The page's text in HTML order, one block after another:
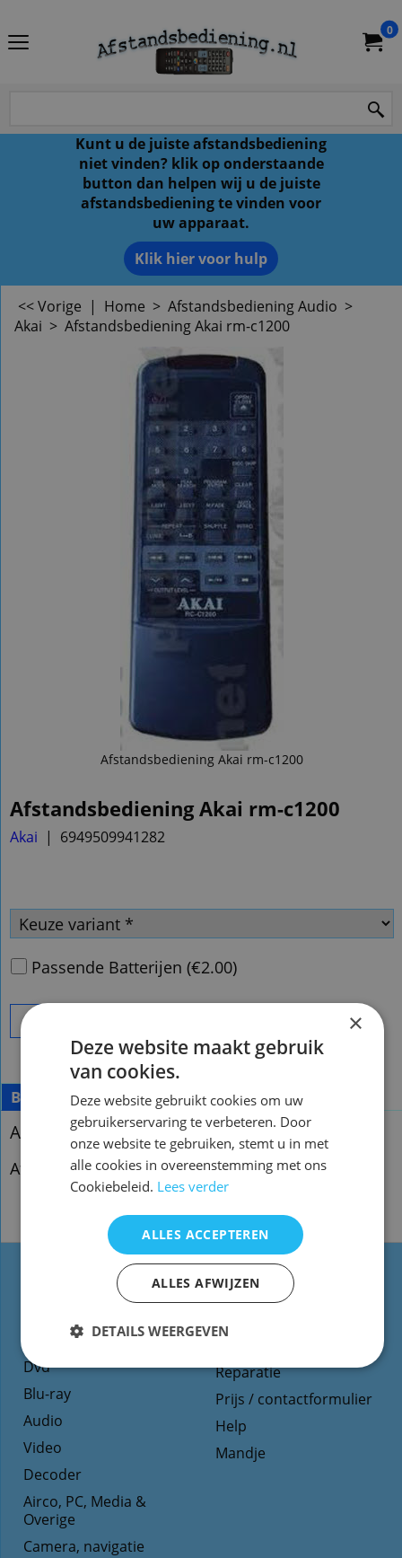
0
Kunt u de juiste afstandsbediening
niet vinden? klik op onderstaande
button dan helpen wij u de juiste
afstandsbediening te vinden voor
uw apparaat.
Klik hier voor hulp
<< Vorige | Home > Afstandsbediening Audio >
Akai > Afstandsbediening Akai rm-c1200
Afstandsbediening Akai rm-c1200
Afstandsbediening Akai rm-c1200
Akai 6949509941282
Passende Batterijen (€2.00)
Beschrijving Meer
Afstandsbediening Akai rm-c1200
Afstandsbediening Akai rmc1200
Website informatie
Reparatie
Prijs / contactformulier
Help
Mandje
Dvd
Blu-ray
Audio
Video
Decoder
Airco, PC, Media &
Overige
Camera, navigatie
×
Deze website maakt gebruik
van cookies.
Deze website gebruikt cookies om uw
gebruikerservaring te verbeteren. Door
onze website te gebruiken, stemt u in met
alle cookies in overeenstemming met ons
Cookiebeleid. Lees verder
ALLES ACCEPTEREN
ALLES AFWIJZEN
DETAILS WEERGEVEN